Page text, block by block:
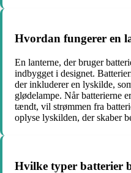
Hvordan fungerer en
En lanterne, der bruger
indbygget i designet.
der inkluderer en lyskilde,
glødelampe. Når batterierne
tændt, vil strømmen fra
oplyse lyskilden, der skaber
Hvilke typer batterier